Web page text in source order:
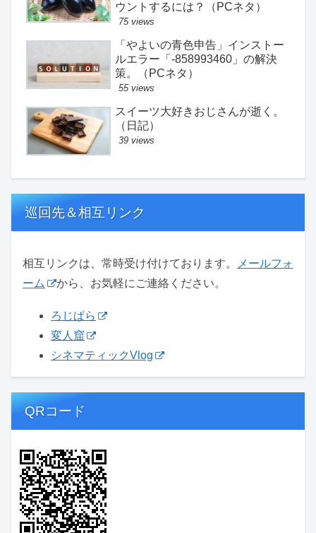
ウントするには？（PCネタ）
75 views
「やよいの青色申告」インストー
ルエラー「-858993460」の解決
策。（PCネタ）
55 views
スイーツ大好きおじさんが逝く。
（日記）
39 views
巡回先＆相互リンク
相互リンクは、常時受け付けております。
メールフォ
ーム
から、お気軽にご連絡ください。
ろじぱら
変人窟
シネマティックVlog
QRコード